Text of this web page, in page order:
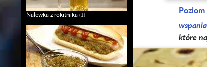
które
Nalewka z rokitnika (1)